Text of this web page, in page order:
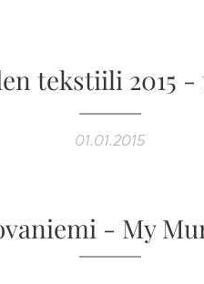
tekstiili 2015
01.01.2015
- My